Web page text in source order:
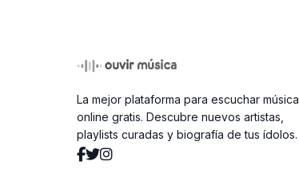
La mejor plataforma para escuchar música
online gratis. Descubre nuevos artistas,
playlists curadas y biografía de tus ídolos.